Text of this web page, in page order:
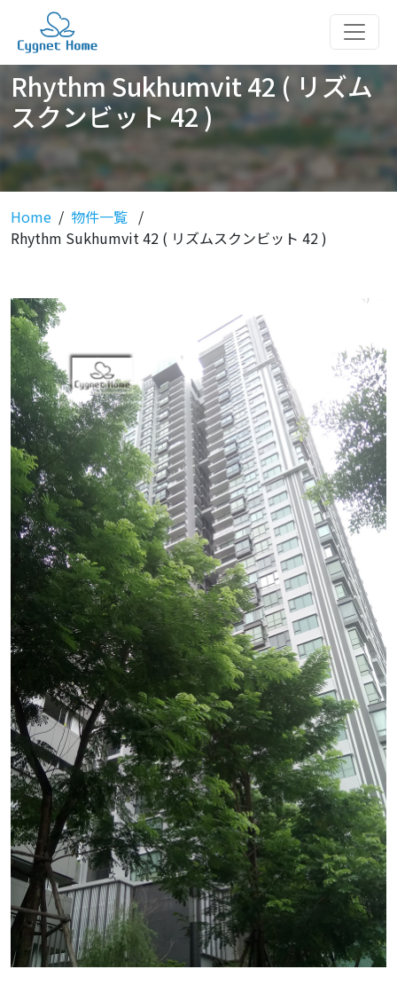
Rhythm Sukhumvit 42 ( リズム
スクンビット 42 )
Home
物件一覧
Rhythm Sukhumvit 42 ( リズムスクンビット 42 )